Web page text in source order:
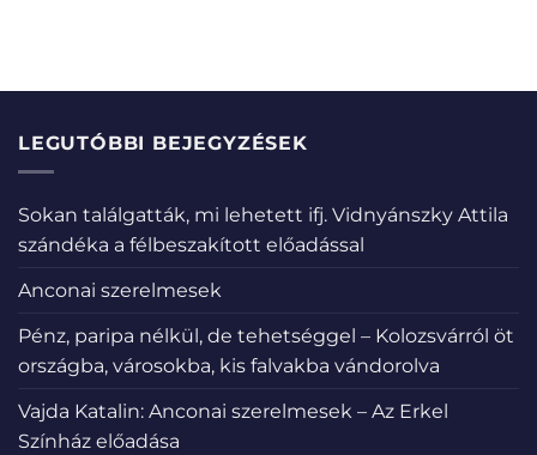
LEGUTÓBBI BEJEGYZÉSEK
Sokan találgatták, mi lehetett ifj. Vidnyánszky Attila
szándéka a félbeszakított előadással
Anconai szerelmesek
Pénz, paripa nélkül, de tehetséggel – Kolozsvárról öt
országba, városokba, kis falvakba vándorolva
Vajda Katalin: Anconai szerelmesek – Az Erkel
Színház előadása